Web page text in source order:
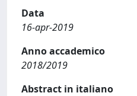
Data
16-apr-2019
Anno accademico
2018/2019
Abstract in italiano